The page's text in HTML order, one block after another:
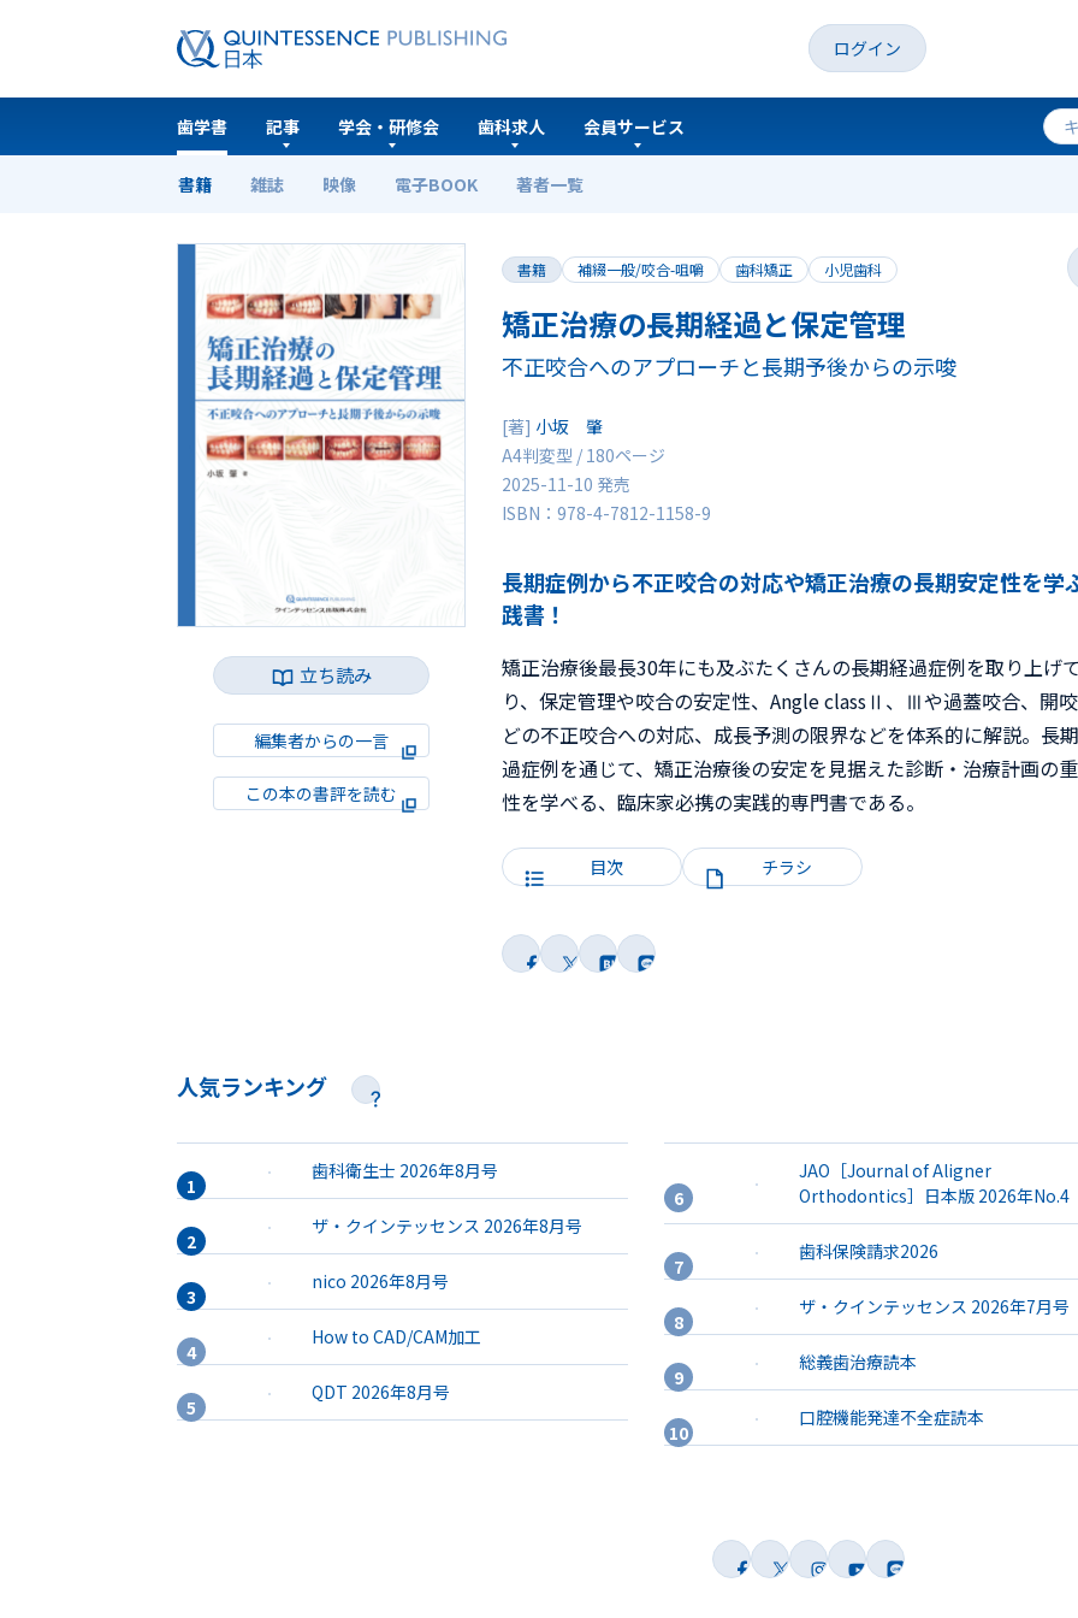
ログイン
歯学書
書籍 雑誌 映像 電子BOOK 著者一覧
記事 学会・研修会 歯科求人 会員サービス
ホーム 歯学書 矯正治療の長期経過と保定管理
立ち読み
編集者からの一言
この本の書評を読む
書籍 補綴一般/咬合-咀嚼 歯科矯正 小児歯科
矯正治療の長期経過と保定管理
不正咬合へのアプローチと長期予後からの示唆
[著] 小坂 肇
A4判変型 / 180ページ
2025-11-10 発売
ISBN：978-4-7812-1158-9
長期症例から不正咬合の対応や矯正治療の長期安定性を学
践書！
矯正治療後最長30年にも及ぶたくさんの長期経過症例を取り上げ
り、保定管理や咬合の安定性、Angle classⅡ、Ⅲや過蓋咬合、開
どの不正咬合への対応、成長予測の限界などを体系的に解説。長
過症例を通じて、矯正治療後の安定を見据えた診断・治療計画の
性を学べる、臨床家必携の実践的専門書である。
目次 チラシ
人気ランキング
歯科衛生士 2026年8月号
ザ・クインテッセンス 2026年8月号
nico 2026年8月号
How to CAD/CAM加工
QDT 2026年8月号
JAO［Journal of Aligner
Orthodontics］日本版 2026年No.4
歯科保険請求2026
ザ・クインテッセンス 2026年7月号
総義歯治療読本
口腔機能発達不全症読本